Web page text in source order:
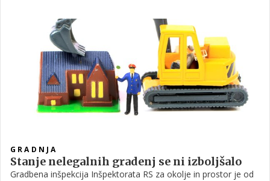
odpirajo in zapirajo, težko se dviguje roleta, se zatika in je
pretežka, vse to pove, da je čas za menjavo oken. A imamo
občutek, da je to zahteven poseg.
GRADNJA
Stanje nelegalnih gradenj se ni izboljšalo
Gradbena inšpekcija Inšpektorata RS za okolje in prostor je od